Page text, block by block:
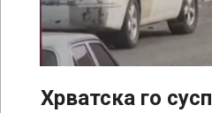
Хрватска го